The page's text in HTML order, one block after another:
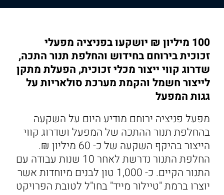
100 מיליון ₪ יושקעו בפניציה מפעלי
זכוכית בירוחם בחידוש והחלפת תנור התכה,
שדרוג קווי ייצור מכלי זכוכית, הפעלת מתקן
לייצור חשמל והקמת מערכת סולאריות על
גגות המפעל
מפעל פניציה ירוחם מודיע היום על השקעה
בהחלפת תנור ההתכה של המפעל ושדרוג קווי
הייצור בהיקף השקעה של כ- 60 מיליון ₪.
החלפת התנור נדרשת לאחר 10 שנות עבודה עם
התנור הקיים. כ- 1,000 טון לבנים מיוחדות אשר
יוצרו ברמת "טיילור מייד" בחו"ל לטובת הפרויקט